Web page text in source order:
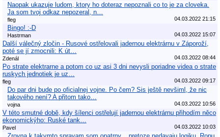
Naopak ukazuje ludom, ktory ho doteraz nepoznali co to je za cloveka.
Ja som tvoj odkaz nepozeral, n…
fleg 04.03.2022 21:15
Bingo! :-D
Hastrman 04.03.2022 15:07
Další válečný zločin - Rusové ostřelovali jadernou elektrárnu v Záporoží,
poté se jí zmocnili: K út…
Zdenál 04.03.2022 08:44
Po strate elektrarne a potom co uz asi 3 dni nevysli poriadne videa o strate
ruskych jednotiek je uz…
fleg 04.03.2022 09:17
Do par dni bude po oficialnej vojne. Po čem? Sis ještě nevšiml, že nic
takového není? A přitom tako…
vojna 04.03.2022 10:56
V této smutné době, kdy šílenci ostřelují jadernou elektrárnu přihodím něco
ekonomickýho: Ruské tank…
Pavel 04.03.2022 10:03